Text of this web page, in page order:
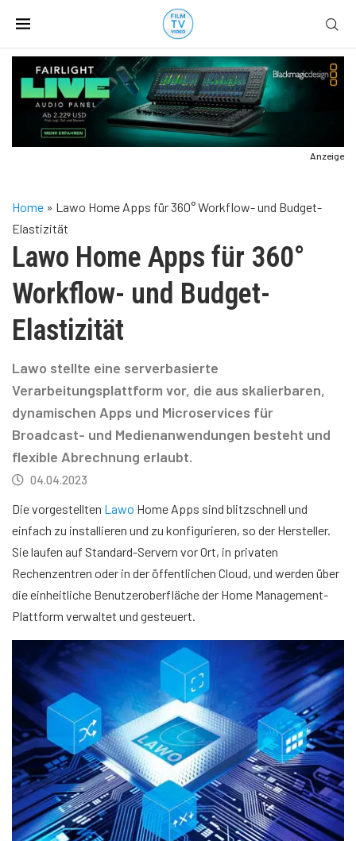
Anzeige
Home » Lawo Home Apps für 360° Workflow- und Budget-
Elastizität
Lawo Home Apps für 360°
Workflow- und Budget-
Elastizität
Lawo stellte eine serverbasierte
Verarbeitungsplattform vor, die aus skalierbaren,
dynamischen Apps und Microservices für
Broadcast- und Medienanwendungen besteht und
flexible Abrechnung erlaubt.
04.04.2023
Die vorgestellten Lawo Home Apps sind blitzschnell und
einfach zu installieren und zu konfigurieren, so der Hersteller.
Sie laufen auf Standard-Servern vor Ort, in privaten
Rechenzentren oder in der öffentlichen Cloud, und werden über
die einheitliche Benutzeroberfläche der Home Management-
Plattform verwaltet und gesteuert.